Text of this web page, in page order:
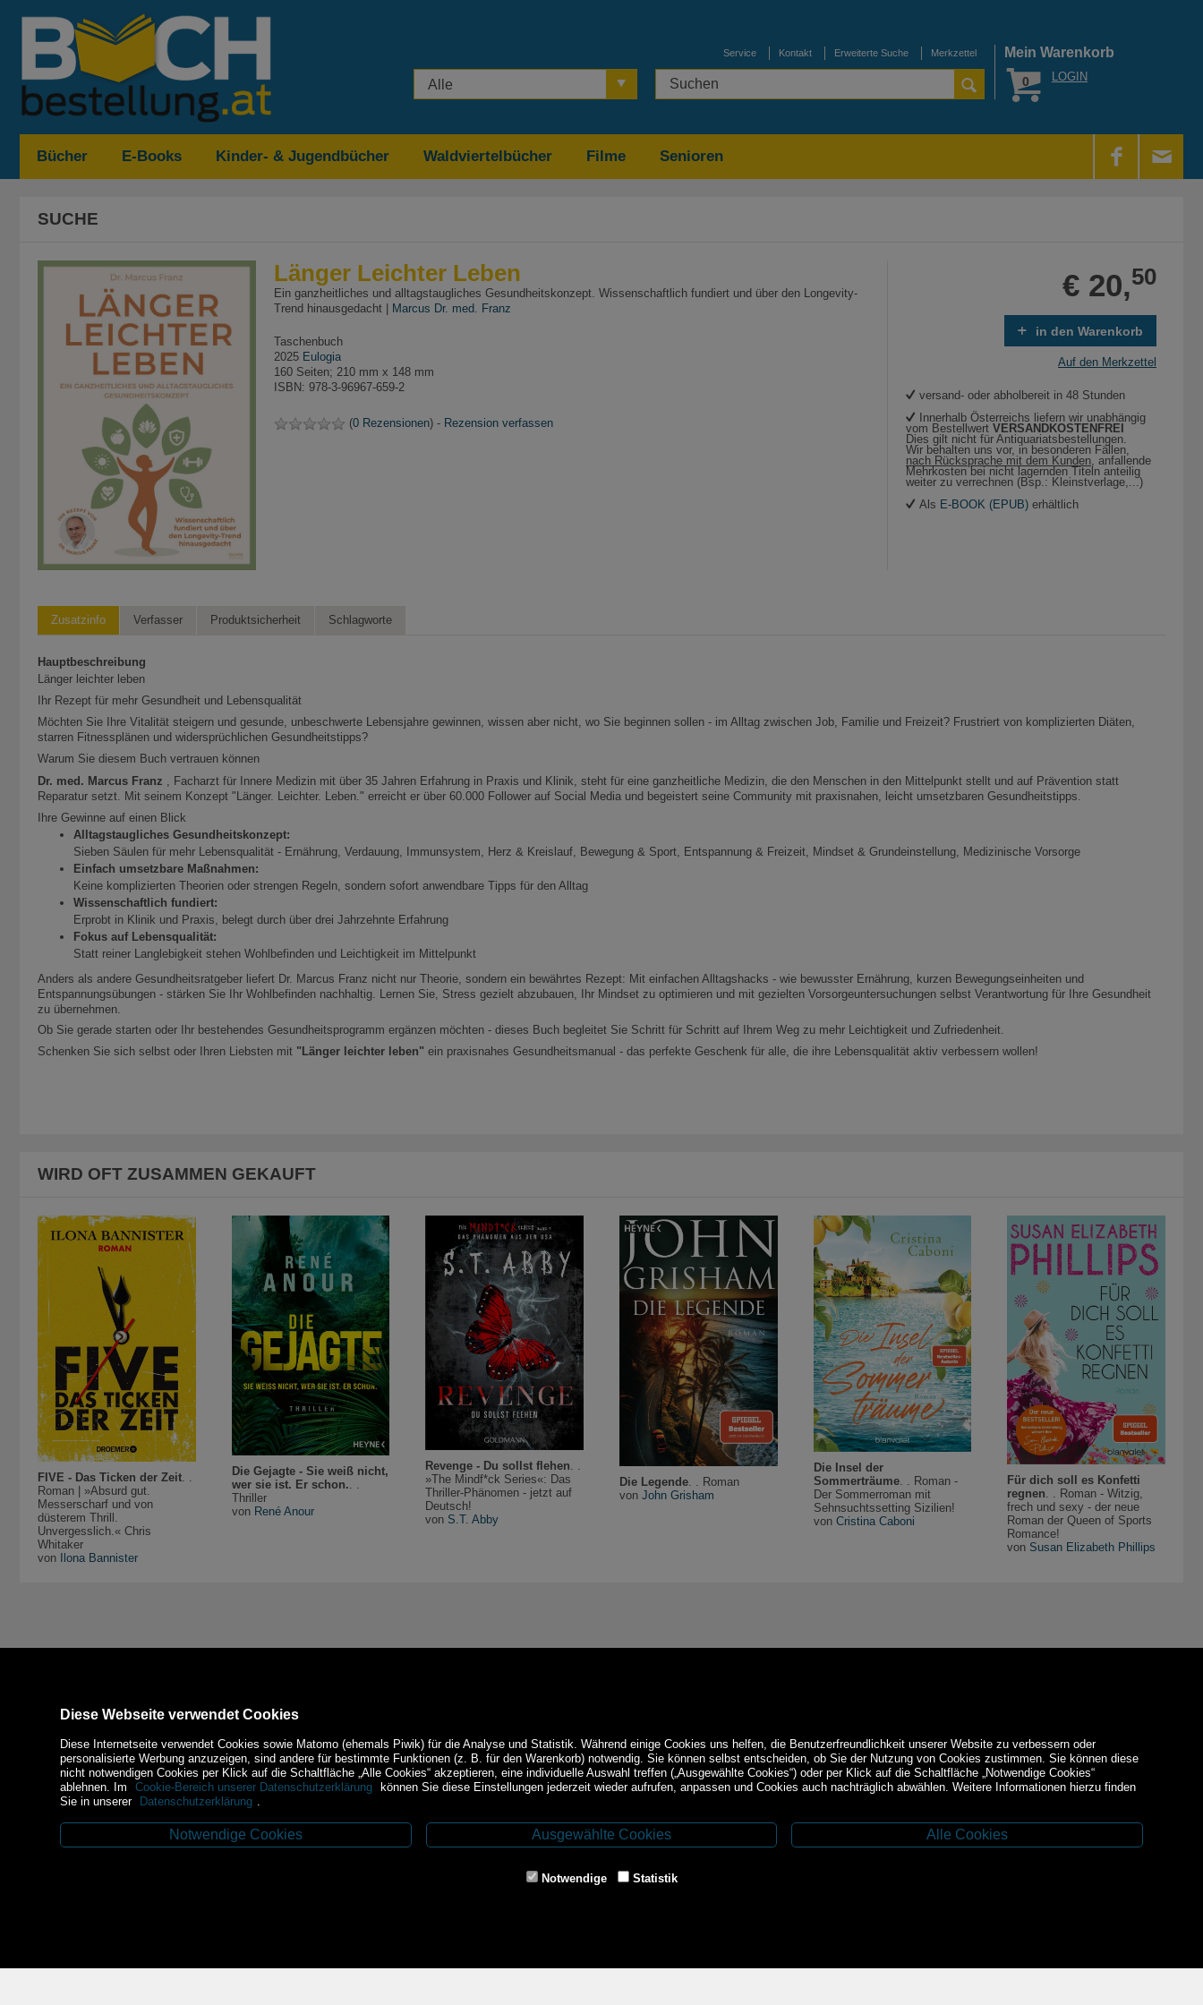
Service Kontakt Erweiterte Suche Merkzettel
Alle
Mein Warenkorb
0 LOGIN
Bücher E-Books Kinder- & Jugendbücher Waldviertelbücher Filme Senioren
SUCHE
Länger Leichter Leben
Ein ganzheitliches und alltagstaugliches Gesundheitskonzept. Wissenschaftlich fundiert und über den Longevity-
Trend hinausgedacht |
Marcus Dr. med. Franz
Taschenbuch
2025 Eulogia
160 Seiten; 210 mm x 148 mm
ISBN: 978-3-96967-659-2
(0 Rezensionen) - Rezension verfassen
€ 20,50
in den Warenkorb
Auf den Merkzettel
versand- oder abholbereit in 48 Stunden
Innerhalb Österreichs liefern wir unabhängig
vom Bestellwert VERSANDKOSTENFREI
Dies gilt nicht für Antiquariatsbestellungen.
Wir behalten uns vor, in besonderen Fällen,
nach Rücksprache mit dem Kunden, anfallende
Mehrkosten bei nicht lagernden Titeln anteilig
weiter zu verrechnen (Bsp.: Kleinstverlage,...)
Als E-BOOK (EPUB) erhältlich
Zusatzinfo Verfasser Produktsicherheit Schlagworte
Hauptbeschreibung
Länger leichter leben
Ihr Rezept für mehr Gesundheit und Lebensqualität
Möchten Sie Ihre Vitalität steigern und gesunde, unbeschwerte Lebensjahre gewinnen, wissen aber nicht, wo Sie beginnen sollen - im Alltag zwischen Job, Familie und Freizeit? Frustriert von komplizierten Diäten,
starren Fitnessplänen und widersprüchlichen Gesundheitstipps?
Warum Sie diesem Buch vertrauen können
Dr. med. Marcus Franz , Facharzt für Innere Medizin mit über 35 Jahren Erfahrung in Praxis und Klinik, steht für eine ganzheitliche Medizin, die den Menschen in den Mittelpunkt stellt und auf Prävention statt
Reparatur setzt. Mit seinem Konzept "Länger. Leichter. Leben." erreicht er über 60.000 Follower auf Social Media und begeistert seine Community mit praxisnahen, leicht umsetzbaren Gesundheitstipps.
Ihre Gewinne auf einen Blick
Alltagstaugliches Gesundheitskonzept:
Sieben Säulen für mehr Lebensqualität - Ernährung, Verdauung, Immunsystem, Herz & Kreislauf, Bewegung & Sport, Entspannung & Freizeit, Mindset & Grundeinstellung, Medizinische Vorsorge
Einfach umsetzbare Maßnahmen:
Keine komplizierten Theorien oder strengen Regeln, sondern sofort anwendbare Tipps für den Alltag
Wissenschaftlich fundiert:
Erprobt in Klinik und Praxis, belegt durch über drei Jahrzehnte Erfahrung
Fokus auf Lebensqualität:
Statt reiner Langlebigkeit stehen Wohlbefinden und Leichtigkeit im Mittelpunkt
Anders als andere Gesundheitsratgeber liefert Dr. Marcus Franz nicht nur Theorie, sondern ein bewährtes Rezept: Mit einfachen Alltagshacks - wie bewusster Ernährung, kurzen Bewegungseinheiten und
Entspannungsübungen - stärken Sie Ihr Wohlbefinden nachhaltig. Lernen Sie, Stress gezielt abzubauen, Ihr Mindset zu optimieren und mit gezielten Vorsorgeuntersuchungen selbst Verantwortung für Ihre Gesundheit
zu übernehmen.
Ob Sie gerade starten oder Ihr bestehendes Gesundheitsprogramm ergänzen möchten - dieses Buch begleitet Sie Schritt für Schritt auf Ihrem Weg zu mehr Leichtigkeit und Zufriedenheit.
Schenken Sie sich selbst oder Ihren Liebsten mit "Länger leichter leben" ein praxisnahes Gesundheitsmanual - das perfekte Geschenk für alle, die ihre Lebensqualität aktiv verbessern wollen!
WIRD OFT ZUSAMMEN GEKAUFT
FIVE - Das Ticken der Zeit
Roman | »Absurd gut.
Messerscharf und von
düsterem Thrill.
Unvergesslich.« Chris
Whitaker
von
Ilona Bannister
Die Gejagte - Sie weiß nicht,
wer sie ist. Er schon.
Thriller
von René Anour
Revenge - Du sollst flehen. .
»The Mindf*ck Series«: Das
Thriller-Phänomen - jetzt auf
Deutsch!
von S.T. Abby
Die Legende. . Roman
von John Grisham
Die Insel der
Sommerträume. . Roman -
Der Sommerroman mit
Sehnsuchtssetting Sizilien!
von Cristina Caboni
Für dich soll es Konfetti
regnen . . Roman - Witzig,
frech und sexy - der neue
Roman der Queen of Sports
Romance!
von Susan Elizabeth Phillips
Kontakt Zahlungsmethoden Service
Impressum
Facebook
Diese Webseite verwendet Cookies
Diese Internetseite verwendet Cookies sowie Matomo (ehemals Piwik) für die Analyse und Statistik. Während einige Cookies uns helfen, die Benutzerfreundlichkeit unserer Website zu verbessern oder
personalisierte Werbung anzuzeigen, sind andere für bestimmte Funktionen (z. B. für den Warenkorb) notwendig. Sie können selbst entscheiden, ob Sie der Nutzung von Cookies zustimmen. Sie können diese
nicht notwendigen Cookies per Klick auf die Schaltfläche „Alle Cookies“ akzeptieren, eine individuelle Auswahl treffen („Ausgewählte Cookies“) oder per Klick auf die Schaltfläche „Notwendige Cookies“
ablehnen. Im
Cookie-Bereich unserer Datenschutzerklärung
können Sie diese Einstellungen jederzeit wieder aufrufen, anpassen und Cookies auch nachträglich abwählen. Weitere Informationen hierzu finden
Sie in unserer
Datenschutzerklärung
Notwendige Cookies Ausgewählte Cookies Alle Cookies
Notwendige Statistik